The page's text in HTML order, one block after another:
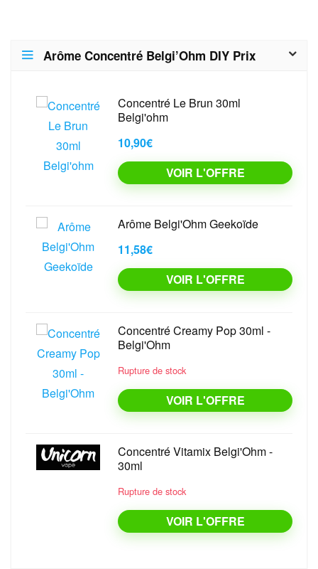
Arôme Concentré Belgi’Ohm DIY Prix
Concentré Le Brun 30ml
Belgi'ohm
10,90€
VOIR L'OFFRE
Arôme Belgi'Ohm Geekoïde
11,58€
VOIR L'OFFRE
Concentré Creamy Pop 30ml -
Belgi'Ohm
Rupture de stock
VOIR L'OFFRE
Concentré Vitamix Belgi'Ohm -
30ml
Rupture de stock
VOIR L'OFFRE